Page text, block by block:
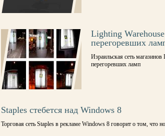
Lighting
перегоревших
Израильская сеть
перегоревших ламп
Staples стебется над Windows 8
Торговая сеть Staples в рекламе Windows 8 говорит о том, что